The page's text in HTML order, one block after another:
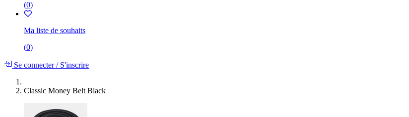
(0)
Ma liste de souhaits
(0)
Se connecter/S'inscrire
Classic Money Belt Black